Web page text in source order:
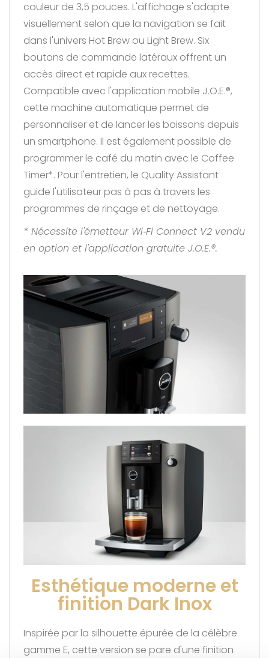
couleur de 3,5 pouces. L'affichage s'adapte
visuellement selon que la navigation se fait
dans l'univers Hot Brew ou Light Brew. Six
boutons de commande latéraux offrent un
accès direct et rapide aux recettes.
Compatible avec l'application mobile J.O.E.®,
cette machine automatique permet de
personnaliser et de lancer les boissons depuis
un smartphone. Il est également possible de
programmer le café du matin avec le Coffee
Timer*. Pour l'entretien, le Quality Assistant
guide l'utilisateur pas à pas à travers les
programmes de rinçage et de nettoyage.
* Nécessite l'émetteur Wi‑Fi Connect V2 vendu
en option et l'application gratuite J.O.E.®.
Esthétique moderne et
finition Dark Inox
Inspirée par la silhouette épurée de la célèbre
gamme E, cette version se pare d'une finition